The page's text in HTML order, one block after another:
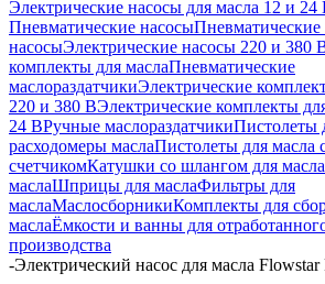
Электрические насосы для масла 12 и 24
Пневматические насосы
насосыЭлектрические насосы 220 и 380
комплекты для маслаПневматические
маслораздатчикиЭлектрические
220 и 380 ВЭлектрические комплекты
24 ВРучные маслораздатчикиПистолеты
расходомеры маслаПистолеты для масла
счетчикомКатушки со шлангом для масла
маслаШприцы для маслаФильтры для
маслаМаслосборникиКомплекты для
маслаЁмкости и ванны для
производства
-Электрический насос для масла